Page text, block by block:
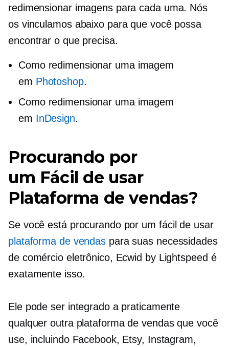
redimensionar imagens para cada uma. Nós
os vinculamos abaixo para que você possa
encontrar o que precisa.
Como redimensionar uma imagem
em Photoshop.
Como redimensionar uma imagem
em InDesign.
Procurando por
um Fácil de usar
Plataforma de vendas?
Se você está procurando por um fácil de usar
plataforma de vendas para suas necessidades
de comércio eletrônico, Ecwid by Lightspeed é
exatamente isso.
Ele pode ser integrado a praticamente
qualquer outra plataforma de vendas que você
use, incluindo Facebook, Etsy, Instagram,